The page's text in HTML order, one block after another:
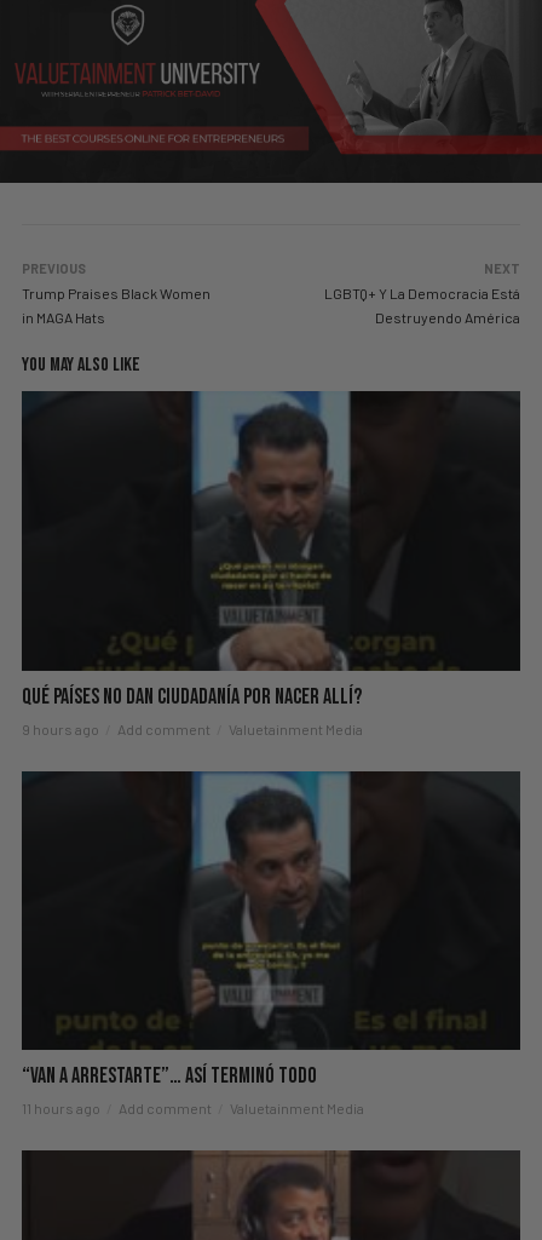
PREVIOUS
Trump Praises Black Women
in MAGA Hats
NEXT
LGBTQ+ Y La Democracia Está
Destruyendo América
YOU MAY ALSO LIKE
Qué Países No Dan Ciudadanía Por Nacer Allí?
9 hours ago Add comment Valuetainment Media
“Van A Arrestarte”… Así Terminó Todo
11 hours ago Add comment Valuetainment Media